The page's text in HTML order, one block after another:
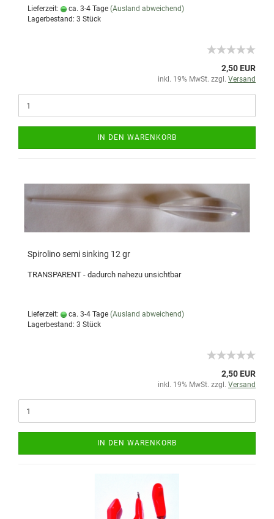
Lieferzeit: ca. 3-4 Tage (Ausland abweichend)
Lagerbestand: 3 Stück
2,50 EUR
inkl. 19% MwSt. zzgl. Versand
IN DEN WARENKORB
Spirolino semi sinking 12 gr
TRANSPARENT - dadurch nahezu unsichtbar
Lieferzeit: ca. 3-4 Tage (Ausland abweichend)
Lagerbestand: 3 Stück
2,50 EUR
inkl. 19% MwSt. zzgl. Versand
IN DEN WARENKORB